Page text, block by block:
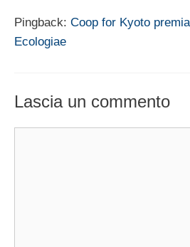
Pingback: Coop for Kyoto
Ecologiae
Lascia un commento